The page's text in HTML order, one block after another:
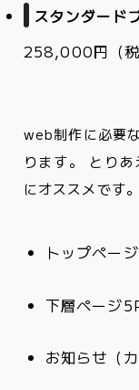
スタンダード
258,000円 （
web制作に必要
ります。 とり
にオススメです。
トップページ
下層ページ
お知らせ（